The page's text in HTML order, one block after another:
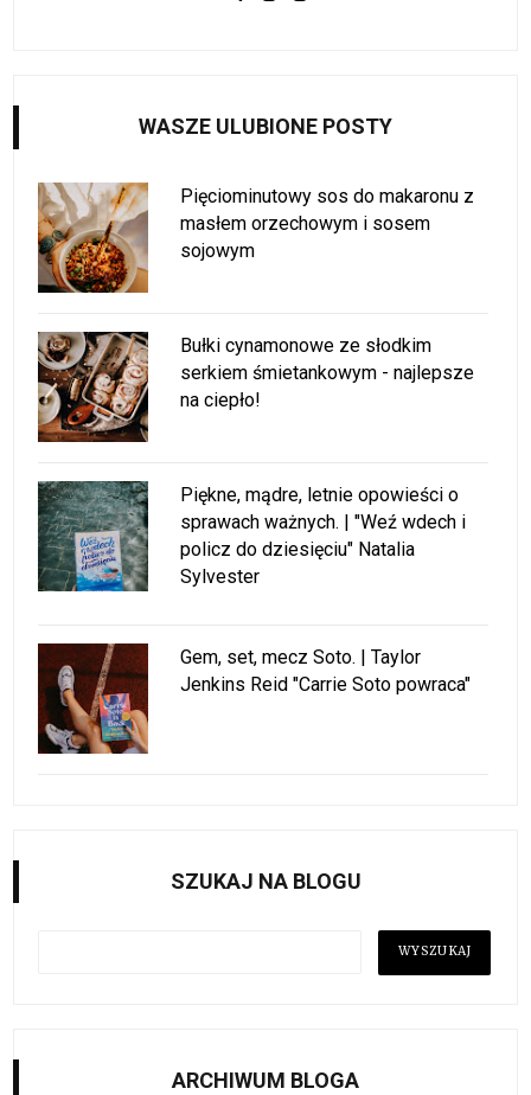
WASZE ULUBIONE POSTY
Pięciominutowy sos do makaronu z
masłem orzechowym i sosem
sojowym
Bułki cynamonowe ze słodkim
serkiem śmietankowym - najlepsze
na ciepło!
Piękne, mądre, letnie opowieści o
sprawach ważnych. | "Weź wdech i
policz do dziesięciu" Natalia
Sylvester
Gem, set, mecz Soto. | Taylor
Jenkins Reid "Carrie Soto powraca"
SZUKAJ NA BLOGU
ARCHIWUM BLOGA